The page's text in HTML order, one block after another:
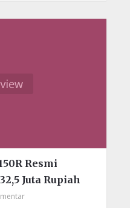
Resmi
Juta Rupiah